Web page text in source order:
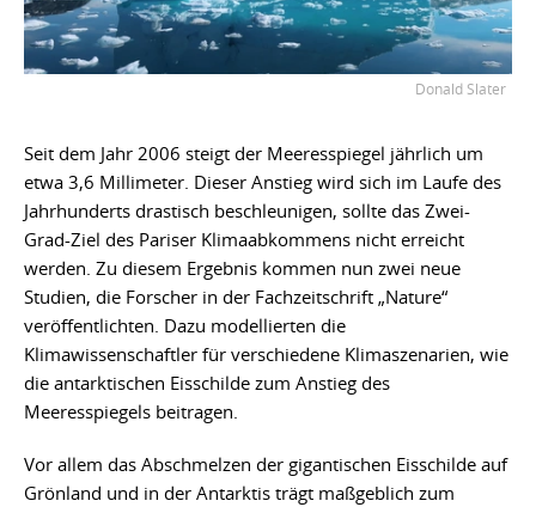
Donald Slater
Seit dem Jahr 2006 steigt der Meeresspiegel jährlich um
etwa 3,6 Millimeter. Dieser Anstieg wird sich im Laufe des
Jahrhunderts drastisch beschleunigen, sollte das Zwei-
Grad-Ziel des Pariser Klimaabkommens nicht erreicht
werden. Zu diesem Ergebnis kommen nun zwei neue
Studien, die Forscher in der Fachzeitschrift „Nature“
veröffentlichten. Dazu modellierten die
Klimawissenschaftler für verschiedene Klimaszenarien, wie
die antarktischen Eisschilde zum Anstieg des
Meeresspiegels beitragen.
Vor allem das Abschmelzen der gigantischen Eisschilde auf
Grönland und in der Antarktis trägt maßgeblich zum